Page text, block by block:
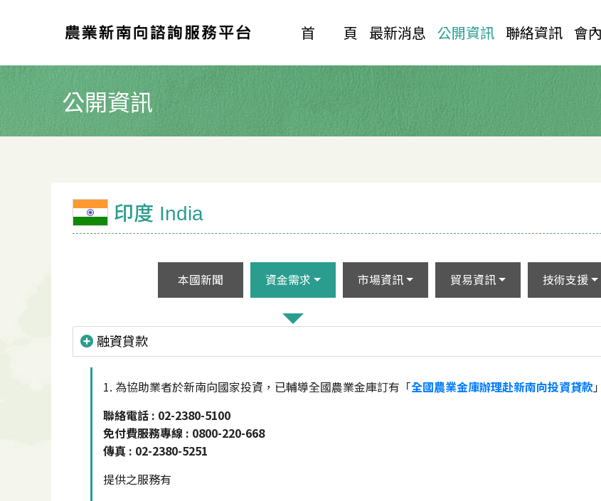
首 頁 最新消息 公開資訊 聯絡資訊 會
公開資訊
印度 India
本國新聞 資金需求 市場資訊 貿易資訊 技術支援
融資貸款
1. 為協助業者於新南向國家投資，已輔導全國農業金庫訂有「全國農業金庫辦理赴新南向投資貸款
聯絡電話 : 02-2380-5100
免付費服務專線 : 0800-220-668
傳真 : 02-2380-5251
提供之服務有